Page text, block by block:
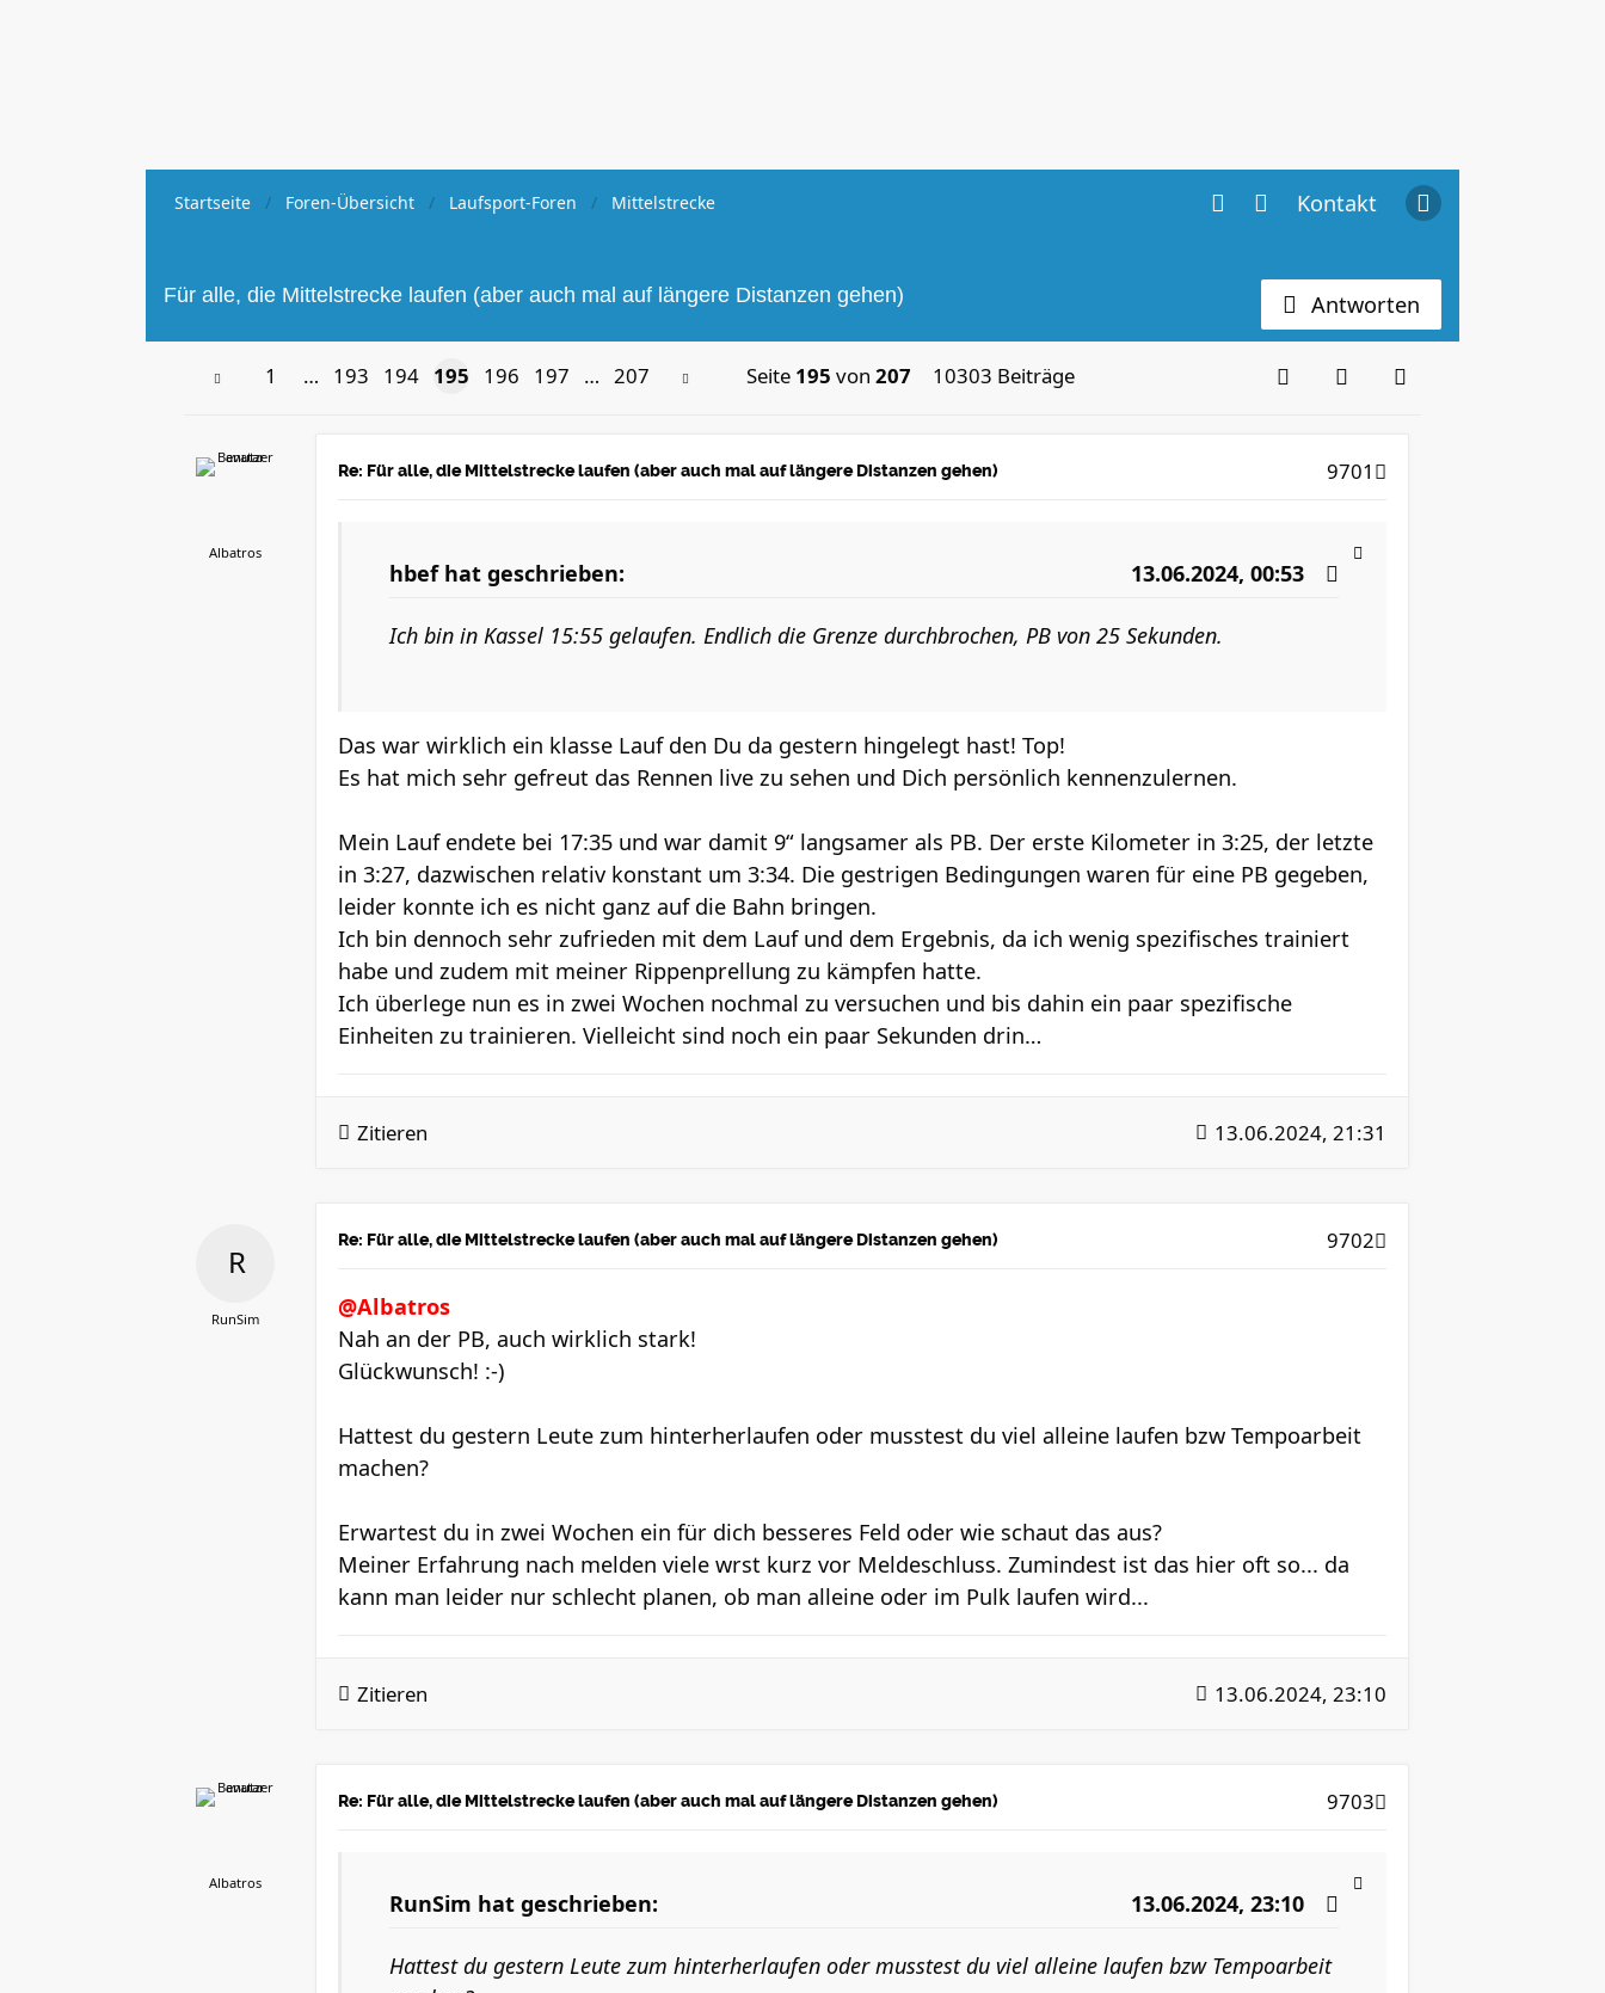
Kontakt
Startseite Foren-Übersicht Laufsport-Foren Mittelstrecke
Für alle, die Mittelstrecke laufen (aber auch mal auf längere Distanzen gehen) Antworten
1 … 193 194 195 196 197 … 207 Seite 195 von 207 10303 Beiträge
Albatros
Re: Für alle, die Mittelstrecke laufen (aber auch mal auf längere Distanzen gehen) 9701
hbefhat geschrieben: 13.06.2024, 00:53
Ich bin in Kassel 15:55 gelaufen. Endlich die Grenze durchbrochen, PB von 25 Sekunden.
Das war wirklich ein klasse Lauf den Du da gestern hingelegt hast! Top!
Es hat mich sehr gefreut das Rennen live zu sehen und Dich persönlich kennenzulernen.
Mein Lauf endete bei 17:35 und war damit 9“ langsamer als PB. Der erste Kilometer in 3:25, der letzte
in 3:27, dazwischen relativ konstant um 3:34. Die gestrigen Bedingungen waren für eine PB gegeben,
leider konnte ich es nicht ganz auf die Bahn bringen.
Ich bin dennoch sehr zufrieden mit dem Lauf und dem Ergebnis, da ich wenig spezifisches trainiert
habe und zudem mit meiner Rippenprellung zu kämpfen hatte.
Ich überlege nun es in zwei Wochen nochmal zu versuchen und bis dahin ein paar spezifische
Einheiten zu trainieren. Vielleicht sind noch ein paar Sekunden drin…
Zitieren 13.06.2024, 21:31
RunSim
Re: Für alle, die Mittelstrecke laufen (aber auch mal auf längere Distanzen gehen) 9702
@Albatros
Nah an der PB, auch wirklich stark!
Glückwunsch! :-)
Hattest du gestern Leute zum hinterherlaufen oder musstest du viel alleine laufen bzw Tempoarbeit
machen?
Erwartest du in zwei Wochen ein für dich besseres Feld oder wie schaut das aus?
Meiner Erfahrung nach melden viele wrst kurz vor Meldeschluss. Zumindest ist das hier oft so... da
kann man leider nur schlecht planen, ob man alleine oder im Pulk laufen wird...
Zitieren 13.06.2024, 23:10
Albatros
Re: Für alle, die Mittelstrecke laufen (aber auch mal auf längere Distanzen gehen) 9703
RunSim hat geschrieben: 13.06.2024, 23:10
Hattest du gestern Leute zum hinterherlaufen oder musstest du viel alleine laufen bzw Tempoarbeit